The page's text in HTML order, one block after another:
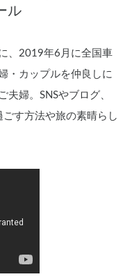
ル
、2019年6月に全国車
・カップルを仲良しに
夫婦。SNSやブログ、
す方法や旅の素晴らし